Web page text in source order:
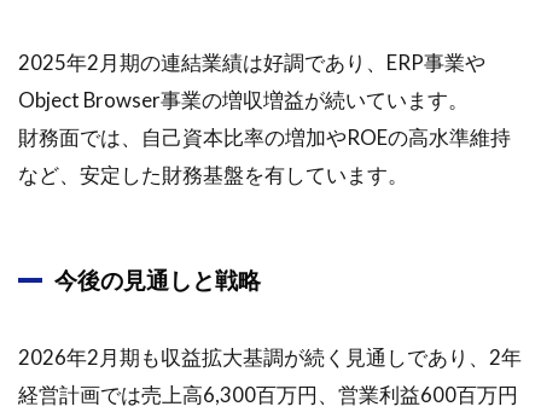
2025年2月期の連結業績は好調であり、ERP事業や
Object Browser事業の増収増益が続いています。
財務面では、自己資本比率の増加やROEの高水準維持
など、安定した財務基盤を有しています。
今後の見通しと戦略
2026年2月期も収益拡大基調が続く見通しであり、2年
経営計画では売上高6,300百万円、営業利益600百万円